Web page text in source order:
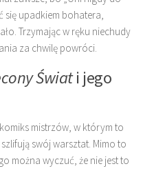
się upadkiem bohatera,
Trzymając w ręku niechudy
za chwilę powróci.
Świati jego
mistrzów, w którym to
swój warsztat. Mimo to
można wyczuć, że nie jest to